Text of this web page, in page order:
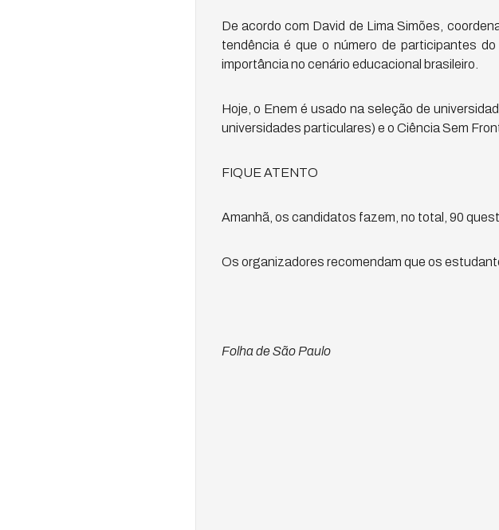
De acordo com David de Lima Simões,
tendência é que o número de participantes
importância no cenário educacional brasileiro.
Hoje, o Enem é usado na seleção de
universidades particulares) e o Ciência Sem
FIQUE ATENTO
Amanhã, os candidatos fazem, no total, 90
Os organizadores recomendam que os
Folha de São Paulo